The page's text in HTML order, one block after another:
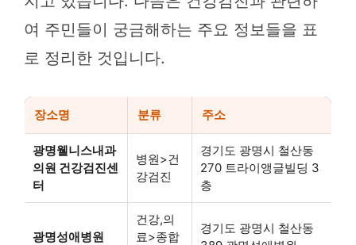
여 주민들이 궁금해하는 주요 정보들을 표
로 정리한 것입니다.
장소명 분류 주소
광명웰니스내과
의원 건강검진센
터
병원>건
강검진
경기도 광명시 철산동
270 트라이앵글빌딩 3
층
광명성애병원
건강,의
료>종합
경기도 광명시 철산동